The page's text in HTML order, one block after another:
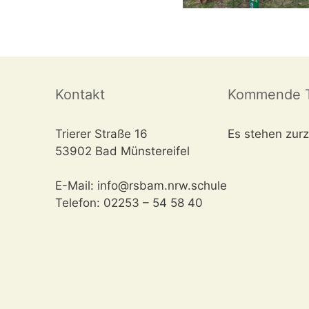
Kontakt
Trierer Straße 16
53902 Bad Münstereifel
E-Mail: info@rsbam.nrw.schule
Telefon: 02253 – 54 58 40
Kommende
Es stehen